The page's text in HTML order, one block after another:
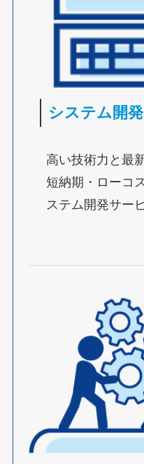
システム開
高い技術力と最
短納期・ローコ
ステム開発サー